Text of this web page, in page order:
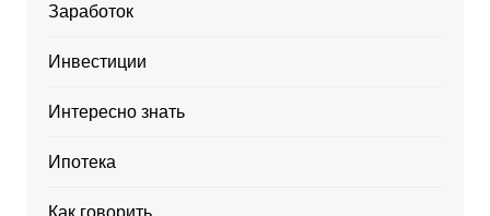
Заработок
Инвестиции
Интересно знать
Ипотека
Как говорить